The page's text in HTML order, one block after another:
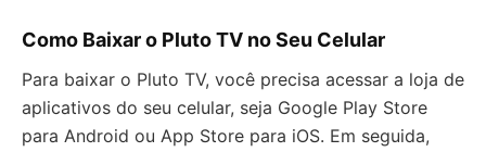
Como Baixar o Pluto TV no Seu Celular
Para baixar o Pluto TV, você precisa acessar a loja de
aplicativos do seu celular, seja Google Play Store
para Android ou App Store para iOS. Em seguida,